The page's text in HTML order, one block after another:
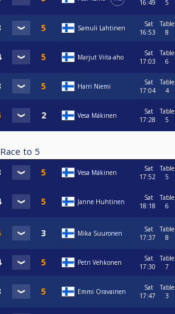
16:49
5
Samuli Lahtinen
Sat
16:53
Table
8
Marjut Viita-aho
Sat
17:03
Table
6
Harri Niemi
Sat
17:04
Table
4
Vesa Mäkinen
Sat
17:28
Table
5
Race to 5
Vesa Mäkinen
Sat
17:52
Table
5
Janne Huhtinen
Sat
18:18
Table
6
Mika Suuronen
Sat
17:37
Table
8
Petri Vehkonen
Sat
17:30
Table
7
Emmi Oravainen
Sat
17:47
Table
3